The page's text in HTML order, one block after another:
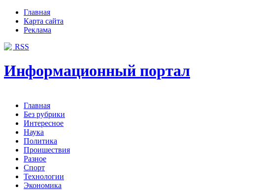
Главная
Карта сайта
Реклама
RSS
Информационный портал
Главная
Без рубрики
Интересное
Наука
Политика
Проишествия
Разное
Спорт
Технологии
Экономика